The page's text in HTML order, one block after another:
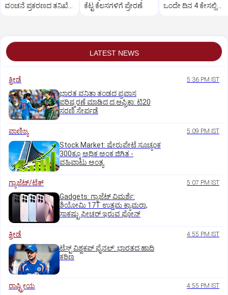
ವಂಚನೆ ಪ್ರಕರಣದ ತನಿಖೆ
ಕೆಟ್ಟ ಕೆಲಸಗಳಿಗೆ ಪ್ರೇರಣೆ
ಒಂದೇ ದಿನ 4 ಕೇಸಲ್ಲಿ
LATEST NEWS
ಕ್ರೀಡೆ 5:36 PM IST
ಭಾರತ ವನಿತಾ ತಂಡದ ಪ್ರವಾಸ
ಪರಿಷ್ಕರಣೆ ಮಾಡಿದ ದ.ಆಫ್ರಿಕಾ: ಟಿ20
ಸರಣಿ ಸೇರ್ಪಡೆ
ವಾಣಿಜ್ಯ 5:09 PM IST
Stock Market: ಷೇರುಪೇಟೆ ಸೂಚ್ಯಂಕ
300ಕ್ಕೂ ಅಧಿಕ ಅಂಕ ಜಿಗಿತ -
ವಹಿವಾಟು ಅಂತ್ಯ
ಗ್ಯಾಜೆಟ್/ಟೆಕ್ 5:07 PM IST
Gadgets: ಗ್ಯಾಜೆಟ್ ವಿಮರ್ಶೆ:
ಶಿಯೋಮಿ 17T ಉತ್ತಮ ಕ್ಯಾಮರಾ,
ಸಾಕಷ್ಟು ಫೀಚರ್ ಇರುವ ಫೋನ್
ಕ್ರೀಡೆ 4:55 PM IST
ಟೆಸ್ಟ್ ವಿಶ್ವಕಪ್‌ ಫೈನಲ್‌: ಭಾರತದ ಹಾದಿ
ಕಠಿಣ
ರಾಷ್ಟ್ರೀಯ 4:55 PM IST